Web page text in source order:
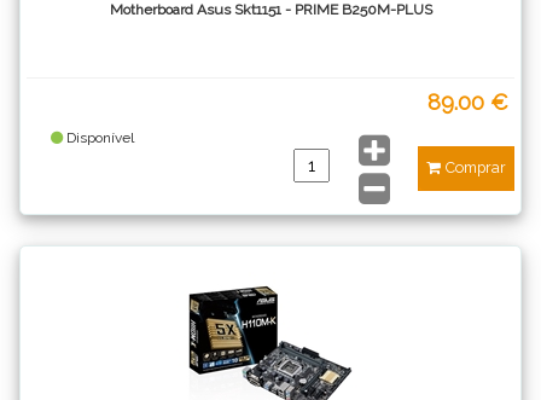
Motherboard Asus Skt1151 - PRIME B250M-PLUS
89.00 €
Disponível
Comprar